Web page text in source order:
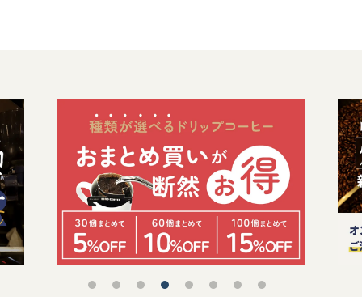
デカフェ（カフェインレス）商品
送料無料（コーヒー）
お試しセット（送料無料）
まとめ買いディスカウント